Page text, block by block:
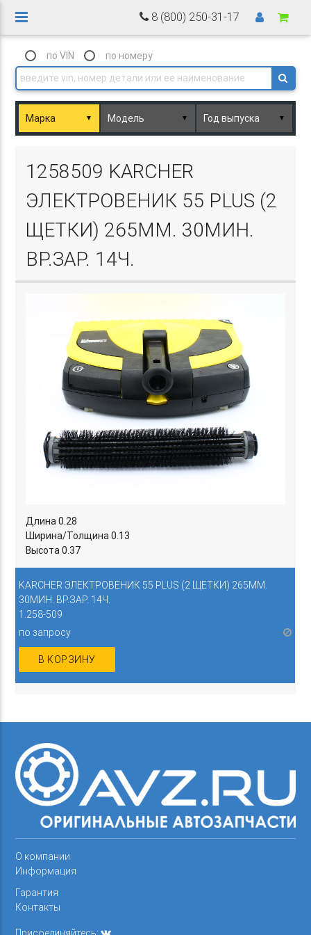
8 (800) 250-31-17
по VIN по номеру
▼ ▼ ▼
1258509 KARCHER
ЭЛЕКТРОВЕНИК 55 PLUS (2
ЩЕТКИ) 265ММ. 30МИН.
ВР.ЗАР. 14Ч.
Длина 0.28
Ширина/Толщина 0.13
Высота 0.37
KARCHER ЭЛЕКТРОВЕНИК 55 PLUS (2 ЩЕТКИ) 265ММ.
30МИН. ВР.ЗАР. 14Ч.
1.258-509
по запросу
В КОРЗИНУ
О компании
Информация
Гарантия
Контакты